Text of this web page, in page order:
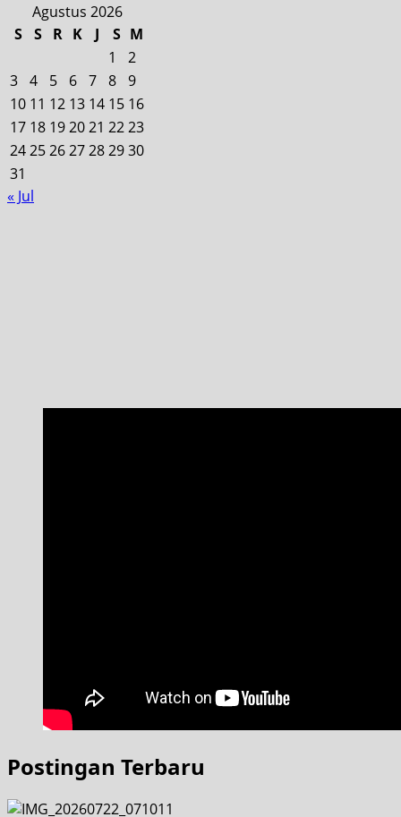
Agustus 2026
S
S R K J S M
1
2
3 4 5 6 7 8 9
10 11 12 13 14 15 16
17 18 192021 2223
24252627282930
31
« Jul
Postingan Terbaru